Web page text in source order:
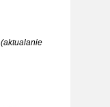
(aktualanie